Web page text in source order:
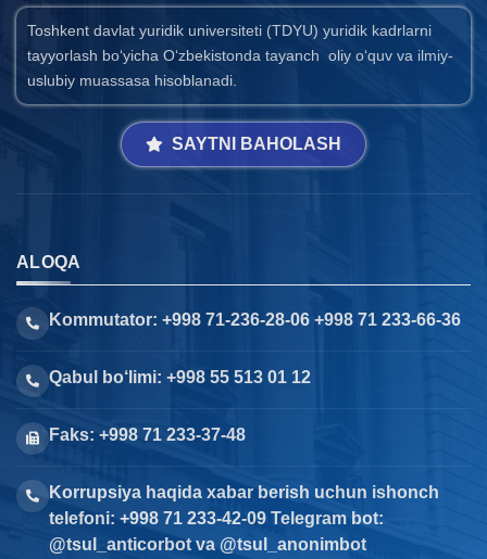
Toshkent davlat yuridik universiteti (TDYU) yuridik kadrlarni
tayyorlash bo‘yicha O‘zbekistonda tayanch oliy o‘quv va ilmiy-
uslubiy muassasa hisoblanadi.
SAYTNI BAHOLASH
ALOQA
Kommutator: +998 71-236-28-06 +998 71 233-66-36
Qabul bo‘limi: +998 55 513 01 12
Faks: +998 71 233-37-48
Korrupsiya haqida xabar berish uchun ishonch
telefoni: +998 71 233-42-09 Telegram bot:
@tsul_anticorbot va @tsul_anonimbot